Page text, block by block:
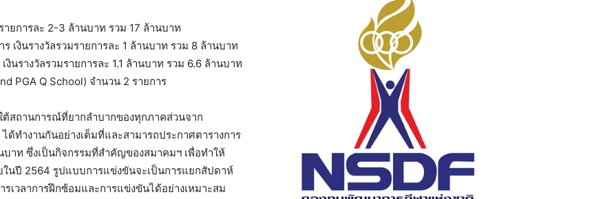
ายการละ 2-3 ล้านบาท รวม 17 ล้านบาท
เงินรางวัลรวมรายการละ 1 ล้านบาท รวม 8 ล้านบาท
นรางวัลรวมรายการละ 1.1 ล้านบาท รวม 6.6 ล้านบาท
PGA Q School) จำนวน 2 รายการ
สถานการณ์ที่ยากลำบากของทุกภาคส่วนจาก
ทำงานกันอย่างเต็มที่และสามารถประกาศตารางการ
าท ซึ่งเป็นกิจกรรมที่สำคัญของสมาคมฯ เพื่อทำให้
นปี 2564 รูปแบบการแข่งขันจะเป็นการแยกสัปดาห์
เวลาการฝึกซ้อมและการแข่งขันได้อย่างเหมาะสม